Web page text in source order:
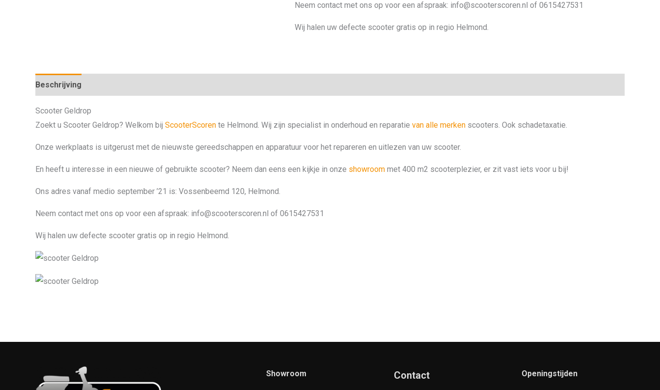
Neem contact met ons op voor een afspraak: info@scooterscoren.nl of 0615427531
Wij halen uw defecte scooter gratis op in regio Helmond.
Beschrijving
Scooter Geldrop
Zoekt u Scooter Geldrop? Welkom bij ScooterScoren te Helmond. Wij zijn specialist in onderhoud en reparatie van alle merken scooters. Ook schadetaxatie.
Onze werkplaats is uitgerust met de nieuwste gereedschappen en apparatuur voor het repareren en uitlezen van uw scooter.
En heeft u interesse in een nieuwe of gebruikte scooter? Neem dan eens een kijkje in onze showroom met 400 m2 scooterplezier, er zit vast iets voor u bij!
Ons adres vanaf medio september ’21 is: Vossenbeemd 120, Helmond.
Neem contact met ons op voor een afspraak: info@scooterscoren.nl of 0615427531
Wij halen uw defecte scooter gratis op in regio Helmond.
Showroom Contact Openingstijden